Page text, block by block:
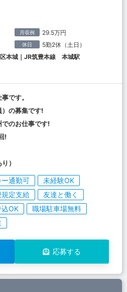
月収例 29.5万円
休日 5勤2休（土日）
本城｜JR筑豊本線 本城駅
です。
）の募集です!
のお仕事です!
!
）
ー通勤可
未経験OK
定支給
友達と働く
OK
職場駐車場無料
応募する